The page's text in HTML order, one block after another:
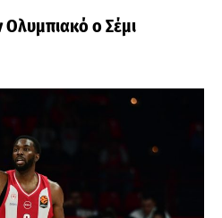
Ολυμπιακό ο Σέμι